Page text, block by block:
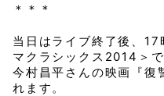
＊＊＊
当日はライブ終了後、
マクラシックス2014＞
今村昌平さんの映画『復
れます。